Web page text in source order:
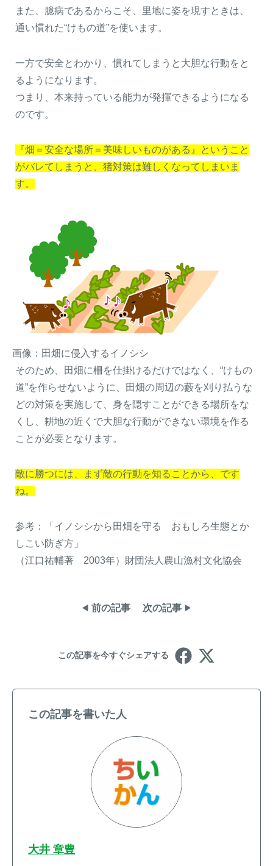
また、臆病であるからこそ、里地に姿を現すときは、
通い慣れた“けもの道”を使います。
一方で安全とわかり、慣れてしまうと大胆な行動をと
るようになります。
つまり、本来持っている能力が発揮できるようになる
のです。
『畑＝安全な場所＝美味しいものがある』ということ
がバレてしまうと、猪対策は難しくなってしまいま
す。
画像：田畑に侵入するイノシシ
そのため、田畑に柵を仕掛けるだけではなく、“けもの
道”を作らせないように、田畑の周辺の藪を刈り払うな
どの対策を実施して、身を隠すことができる場所をな
くし、耕地の近くで大胆な行動ができない環境を作る
ことが必要となります。
敵に勝つには、まず敵の行動を知ることから、です
ね。
参考：「イノシシから田畑を守る おもしろ生態とか
しこい防ぎ方」
（江口祐輔著 2003年）財団法人農山漁村文化協会
前の記事 次の記事
この記事を今すぐシェアする
この記事を書いた人
大井 章豊